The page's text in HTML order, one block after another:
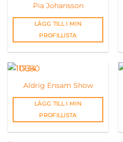
Pia Johansson
LÄGG TILL I MIN
PROFILLISTA
Aldrig Ensam Show
LÄGG TILL I MIN
PROFILLISTA